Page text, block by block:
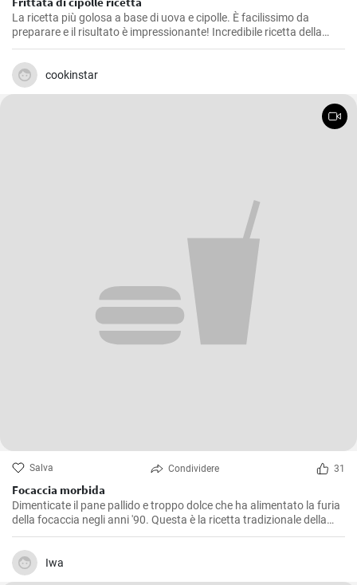
La ricetta più golosa a base di uova e cipolle. È facilissimo da
preparare e il risultato è impressionante! Incredibile ricetta della
frittata che tutti dovrebbero provare. Nuova ricetta per la colazione
in 10 minuti!
cookinstar
Salva Condividere 31
Focaccia morbida
Dimenticate il pane pallido e troppo dolce che ha alimentato la furia
della focaccia negli anni '90. Questa è la ricetta tradizionale della
focaccia italiana: incredibilmente morbida e soffice all'interno,
croccante all'esterno!
Iwa